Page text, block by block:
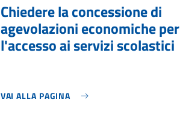
Chiedere la concessione di
agevolazioni economiche per
l'accesso ai servizi scolastici
VAI ALLA PAGINA